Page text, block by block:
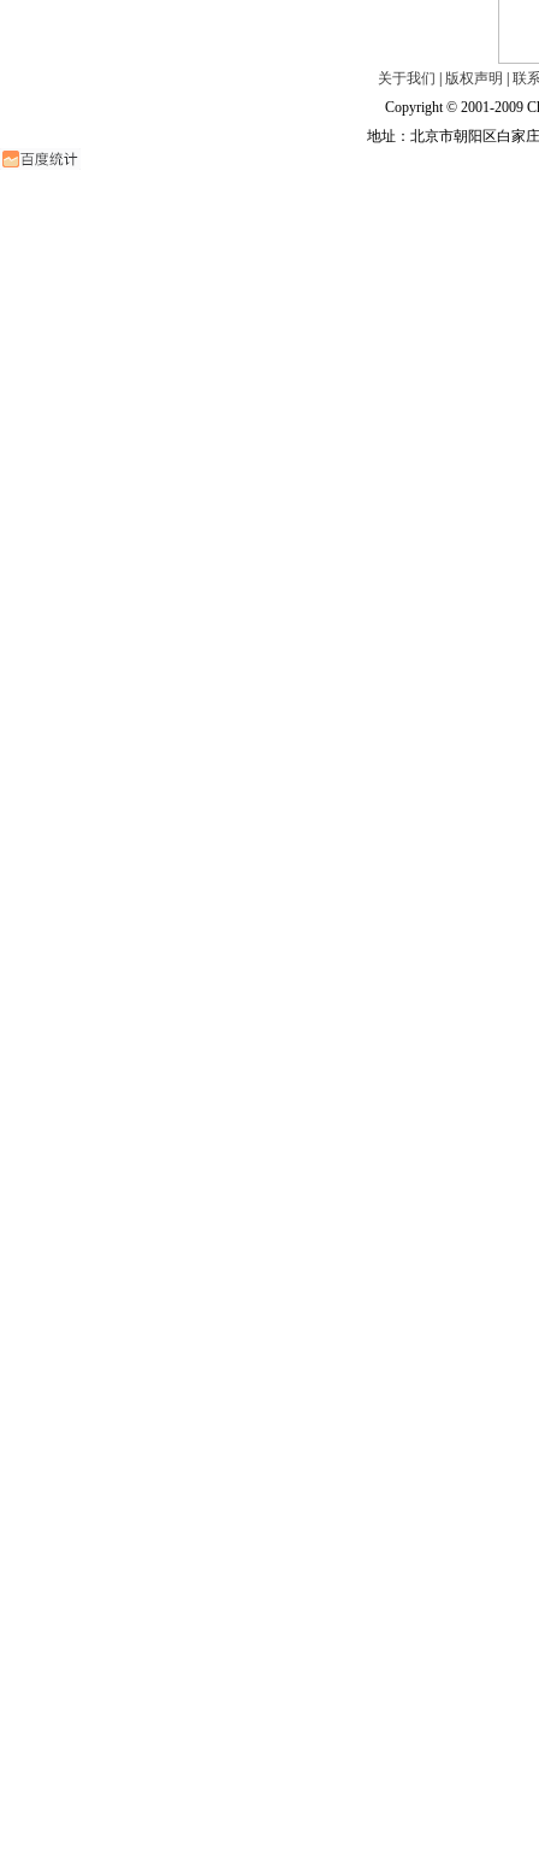
关于我们 版权声明
联
Copyright © 2001-2009
地址：北京市朝阳区白家